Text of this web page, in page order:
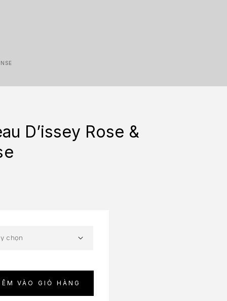
D’issey Rose &
VÀO GIỎ HÀNG